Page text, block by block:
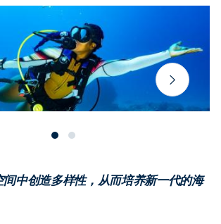
间中创造多样性，从而培养新一代的海